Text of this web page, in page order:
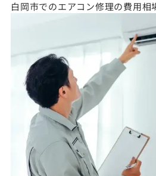
白岡市でのエアコン修理の費用相